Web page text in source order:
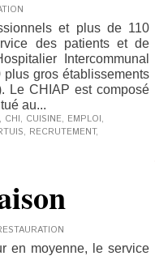
et plus de 110
des patients et de
Intercommunal
gros établissements
Le CHIAP est composé
au...
, CHI, CUISINE, EMPLOI,
, RECRUTEMENT,
en moyenne, le service